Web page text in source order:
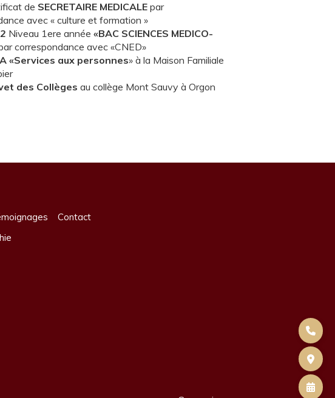
de SECRETAIRE MEDICALE par
avec « culture et formation »
Niveau 1ere année «BAC SCIENCES MEDICO-
correspondance avec «CNED»
«Services aux personnes» à la Maison Familiale
des Collèges au collège Mont Sauvy à Orgon
Contact